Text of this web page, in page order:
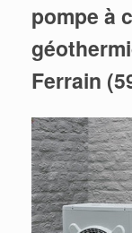
pompe à
Ferrain